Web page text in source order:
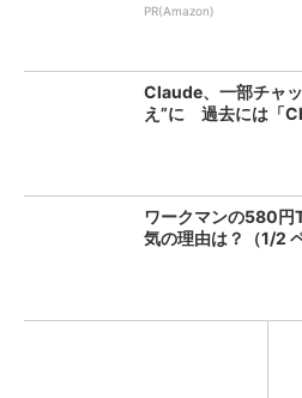
PR(Amazon)
Claude、一部チャ
え”に 過去には「
ワークマンの580
気の理由は？（1/2